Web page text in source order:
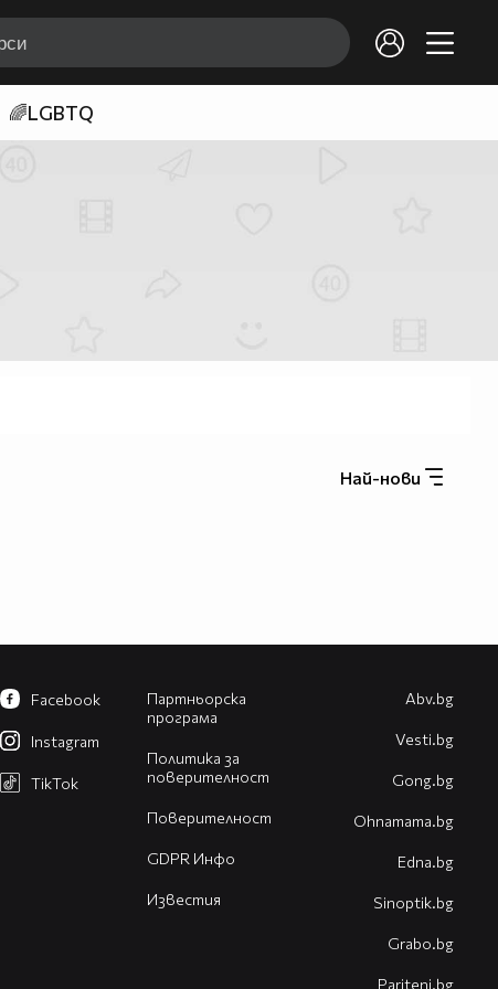
🌈LGBTQ
Най-нови
Партньорска
програма
Политика за
поверителност
Поверителност
GDPR Инфо
Известия
Facebook
Instagram
TikTok
Abv.bg
Vesti.bg
Gong.bg
Оhnamama.bg
Edna.bg
Sinoptik.bg
Grabo.bg
Pariteni.bg